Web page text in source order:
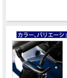
NEW